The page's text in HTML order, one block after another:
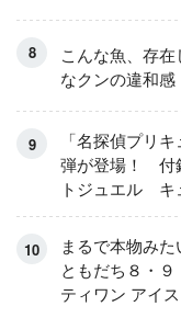
こんな魚、存
なクンの違和感
「名探偵プリ
弾が登場！ 付
トジュエル キ
アイスver.」
集！
まるで本物み
ともだち８・
ティワン アイ